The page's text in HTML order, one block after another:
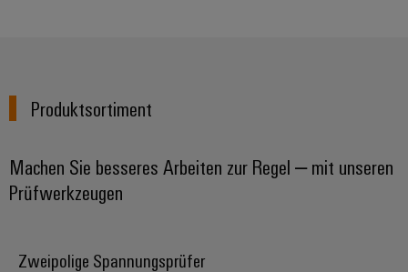
Produktsortiment
Machen Sie besseres Arbeiten zur Regel – mit unseren
Prüfwerkzeugen
Zweipolige Spannungsprüfer